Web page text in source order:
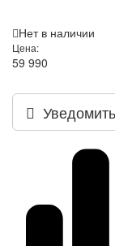
Нет в наличии
Цена:
59 990